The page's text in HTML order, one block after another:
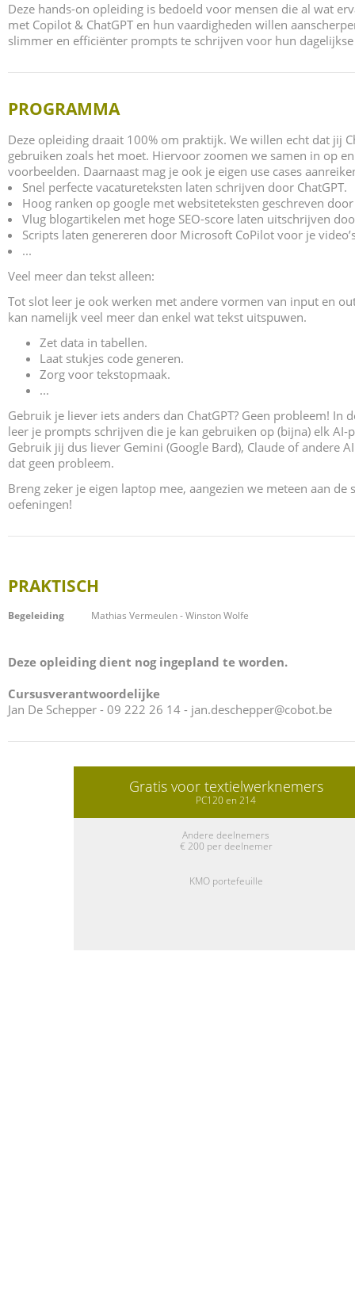
Deze hands-on opleiding is bedoeld voor mensen die al wat
met Copilot & ChatGPT en hun vaardigheden willen
slimmer en efficiënter prompts te schrijven voor hun
PROGRAMMA
Deze opleiding draait 100% om praktijk. We willen echt dat jij
gebruiken zoals het moet. Hiervoor zoomen we samen in op
voorbeelden. Daarnaast mag je ook je eigen use cases
Snel perfecte vacatureteksten laten schrijven door ChatGPT.
Hoog ranken op google met websiteteksten geschreven
Vlug blogartikelen met hoge SEO-score laten uitschrijven
Scripts laten genereren door Microsoft CoPilot voor je
...
Veel meer dan tekst alleen:
Tot slot leer je ook werken met andere vormen van input en
kan namelijk veel meer dan enkel wat tekst uitspuwen.
Zet data in tabellen.
Laat stukjes code generen.
Zorg voor tekstopmaak.
...
Gebruik je liever iets anders dan ChatGPT? Geen probleem! In
leer je prompts schrijven die je kan gebruiken op (bijna) elk AI-
Gebruik jij dus liever Gemini (Google Bard), Claude of andere
dat geen probleem.
Breng zeker je eigen laptop mee, aangezien we meteen aan de
oefeningen!
PRAKTISCH
Begeleiding Mathias Vermeulen - Winston Wolfe
Deze opleiding dient nog ingepland te worden.
Cursusverantwoordelijke
Jan De Schepper - 09 222 26 14 - jan.deschepper@cobot.be
Gratis voor textielwerknemers
PC120 en 214
Andere deelnemers
€ 200 per deelnemer
KMO portefeuille